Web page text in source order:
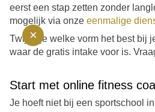
eerst een stap zetten zonder
mogelijk via onze eenmalige
Twijfel je welke vorm het best bij
waar de gratis intake voor is.
Start met online fitness
Je hoeft niet bij een sportschool
×